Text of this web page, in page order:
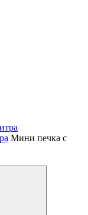
Мини печка с